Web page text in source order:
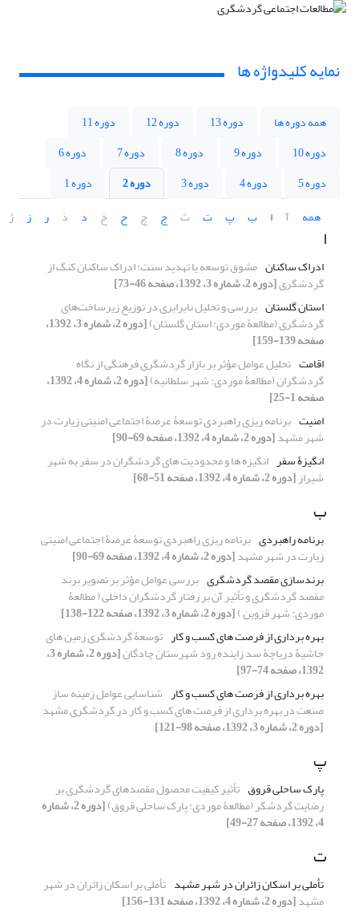
نمایه کلیدواژه ها
همه دوره ها دوره 13 دوره 12
دوره 11
دوره 10
دوره 9 دوره 8 دوره 7
دوره 6
دوره 5
دوره 4 دوره 3 دوره 2
دوره 1
همه
آ ا ب پ ت ث ج چ ح خ د ذ ر ز ژ
ا
ادراک ساکنان مشوق توسعه یا تهدید سنت: ادراک ساکنان کنگ از
گردشگری[دوره 2، شماره 3، 1392، صفحه 46-73]
استان گلستان بررسی و تحلیل نابرابری در توزیع زیرساخت‌های
گردشگری (مطالعۀ موردی: استان گلستان) [دوره 2، شماره 3، 1392،
صفحه 139-159]
اقامت تحلیل عوامل مؤثر بر بازار گردشگری فرهنگی از نگاه
گردشگران (مطالعۀ موردی: شهر سلطانیه) [دوره 2، شماره 4، 1392،
صفحه 1-25]
امنیت برنامه ریزی راهبردی توسعۀ عرصۀ اجتماعی امنیتی زیارت در
شهر مشهد[دوره 2، شماره 4، 1392، صفحه 69-90]
انگیزۀ سفر انگیزه ها و محدودیت های گردشگران در سفر به شهر
شیراز[دوره 2، شماره 4، 1392، صفحه 51-68]
ب
برنامه راهبردی برنامه ریزی راهبردی توسعۀ عرصۀ اجتماعی امنیتی
زیارت در شهر مشهد[دوره 2، شماره 4، 1392، صفحه 69-90]
برندسازی مقصد گردشگری بررسی عوامل مؤثر بر تصویر برند
مقصد گردشگری و تأثیر آن بر رفتار گردشگران داخلی ( مطالعۀ
موردی: شهر قزوین )[دوره 2، شماره 3، 1392، صفحه 122-138]
بهره برداری از فرصت های کسب و کار توسعۀ گردشگری زمین های
حاشیۀ دریاچۀ سد زاینده رود شهرستان چادگان [دوره 2، شماره 3،
1392، صفحه 74-97]
بهره برداری از فرصت های کسب و کار شناسایی عوامل زمینه ساز
صنعت در بهره برداری از فرصت های کسب و کار در گردشگری مشهد
[دوره 2، شماره 3، 1392، صفحه 98-121]
پ
پارک ساحلی قروق تأثیر کیفیت محصول مقصدهای گردشگری بر
رضایت گردشگر (مطالعۀ موردی: پارک ساحلی قروق) [دوره 2، شماره
4، 1392، صفحه 27-49]
ت
تأملی بر اسکان زائران در شهر مشهد تأملی بر اسکان زائران در شهر
مشهد[دوره 2، شماره 4، 1392، صفحه 131-156]